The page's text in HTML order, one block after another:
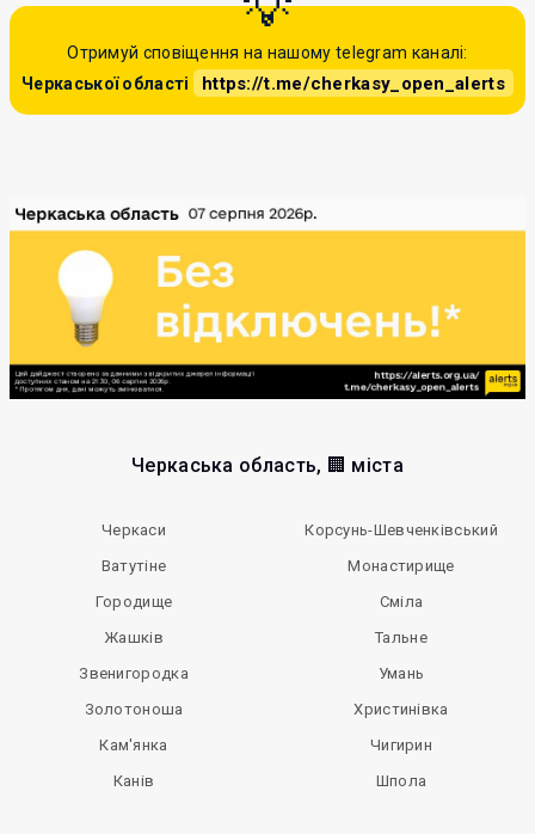
Отримуй сповіщення на нашому telegram каналі:
Черкаської області
https://t.me/cherkasy_open_alerts
Черкаська область, 🏢 міста
Черкаси
Ватутіне
Городище
Жашків
Звенигородка
Золотоноша
Кам'янка
Канів
Корсунь-Шевченківський
Монастирище
Сміла
Тальне
Умань
Христинівка
Чигирин
Шпола